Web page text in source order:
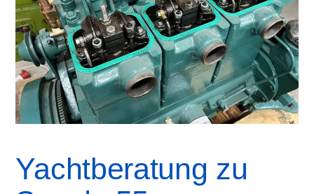
Yachtberatung zu